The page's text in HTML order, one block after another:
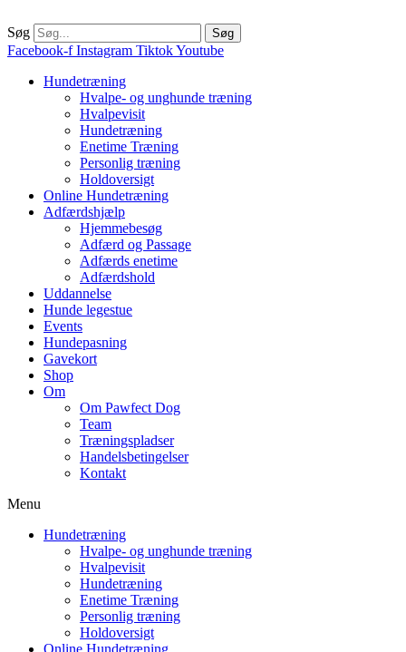
Søg Søg
Facebook-f Instagram TiktokYoutube
Hundetræning
Hvalpe- og unghunde træning
Hvalpevisit
Hundetræning
Enetime Træning
Personlig træning
Holdoversigt
Online Hundetræning
Adfærdshjælp
Hjemmebesøg
Adfærd og Passage
Adfærds enetime
Adfærdshold
Uddannelse
Hunde legestue
Events
Hundepasning
Gavekort
Shop
Om
Om Pawfect Dog
Team
Træningspladser
Handelsbetingelser
Kontakt
Menu
Hundetræning
Hvalpe- og unghunde træning
Hvalpevisit
Hundetræning
Enetime Træning
Personlig træning
Holdoversigt
Online Hundetræning